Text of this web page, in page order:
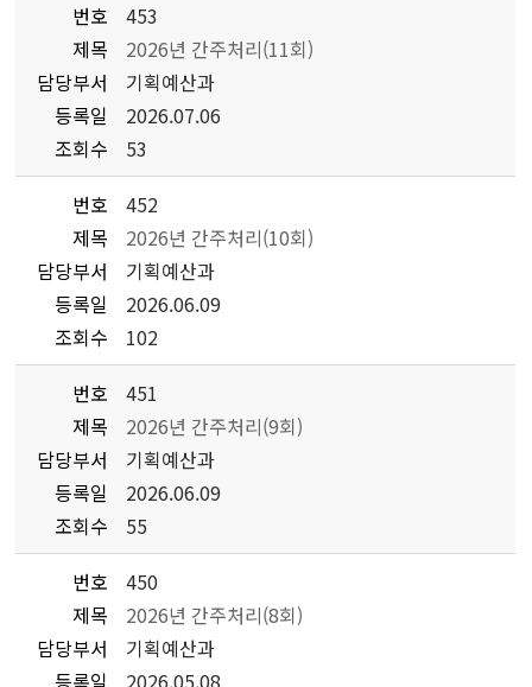
번호
453
제목
2026년 간주처리(11회)
담당부서
기획예산과
등록일
2026.07.06
조회수
53
번호
452
제목
2026년 간주처리(10회)
담당부서
기획예산과
등록일
2026.06.09
조회수
102
번호
451
제목
2026년 간주처리(9회)
담당부서
기획예산과
등록일
2026.06.09
조회수
55
번호
450
제목
2026년 간주처리(8회)
담당부서
기획예산과
등록일
2026.05.08